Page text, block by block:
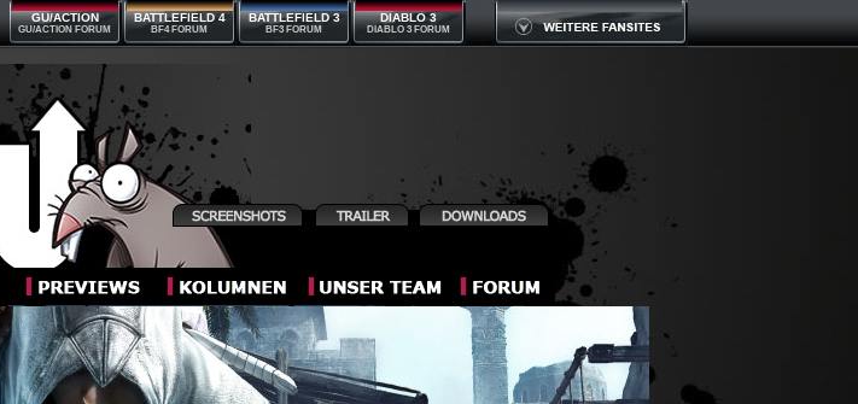
GU/ACTION
GU/ACTION FORUM
BATTLEFIELD 4
BF4 FORUM
BATTLEFIELD 3
BF3 FORUM
DIABLO 3
DIABLO 3 FORUM